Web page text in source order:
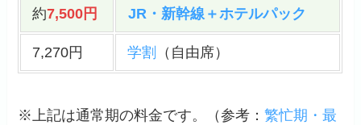
約7,500円 JR・新幹線＋ホテルパック
7,270円 学割 （自由席）
※上記は通常期の料金です。（参考 ：繁忙期・最